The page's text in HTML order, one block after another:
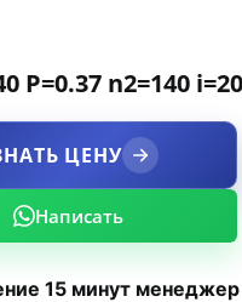
P=0.37 n2=140 i=20
ЦЕНУ
Написать
15 минут